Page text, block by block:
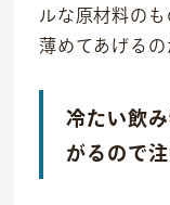
ルな原材料の
薄めてあげるの
冷たい飲
がるので